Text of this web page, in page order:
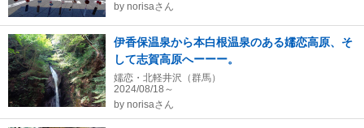
by norisaさん
伊香保温泉から本白根温泉のある嬬恋高原、そ
して志賀高原へーーー。
嬬恋・北軽井沢（群馬）
2024/08/18～
by norisaさん